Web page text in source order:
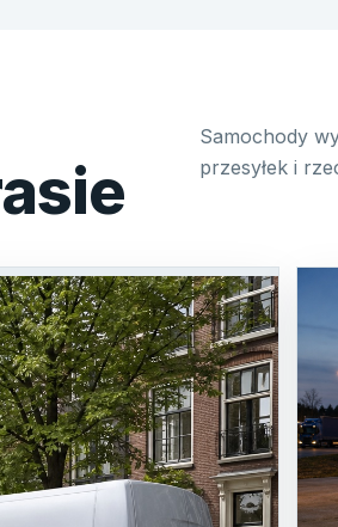
Samochody
przesyłek i